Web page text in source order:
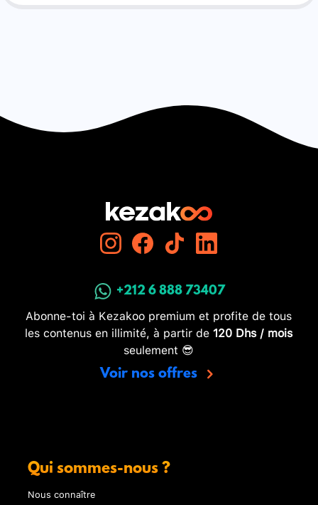
+212 6 888 73407
Abonne-toi à Kezakoo premium et profite de tous
les contenus en illimité, à partir de 120 Dhs / mois
seulement 😎
Voir nos offres
Qui sommes-nous ?
Nous connaître